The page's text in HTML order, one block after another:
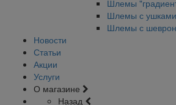
Шлемы
Шлемы с
Шлемы с
Новости
Статьи
Акции
Услуги
О магазине
Назад